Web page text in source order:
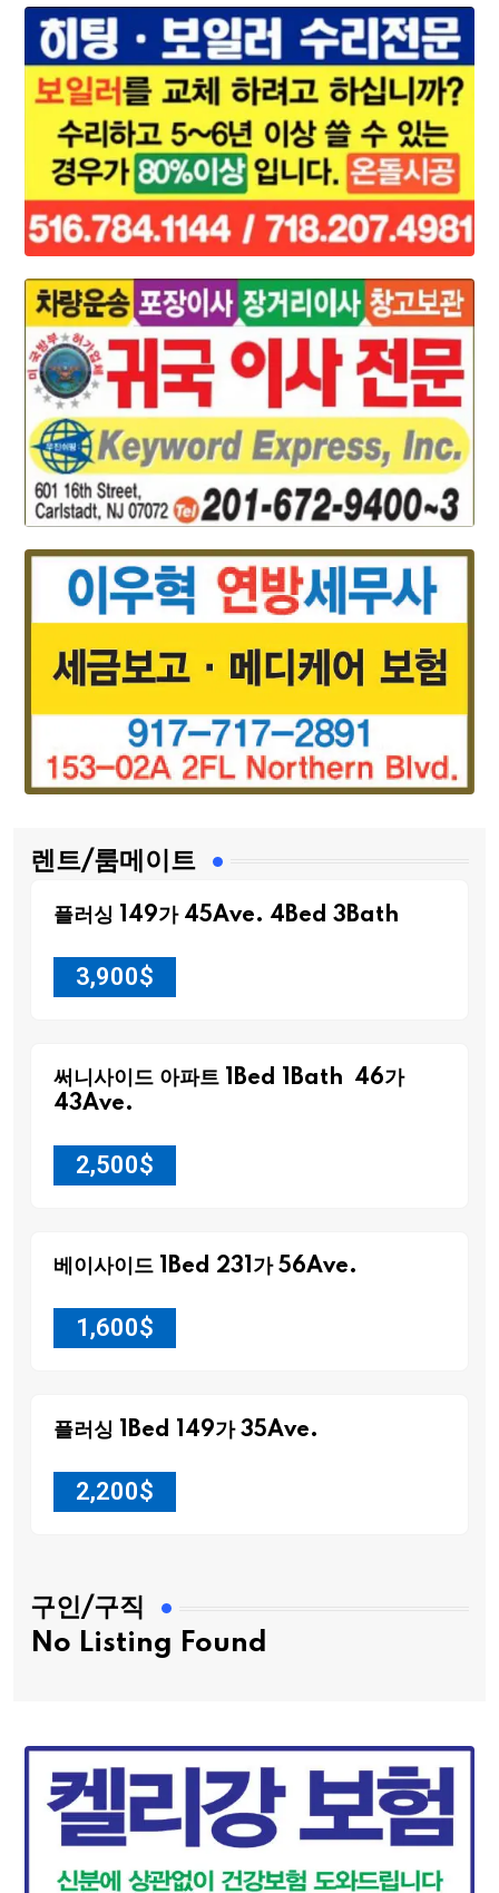
렌트/룸메이트
플러싱 149가 45Ave. 4Bed 3Bath
3,900$
써니사이드 아파트 1Bed 1Bath 46가
43Ave.
2,500$
베이사이드 1Bed 231가 56Ave.
1,600$
플러싱 1Bed 149가 35Ave.
2,200$
구인/구직
No Listing Found